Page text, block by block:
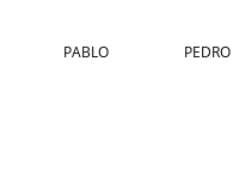
PABLO PEDRO